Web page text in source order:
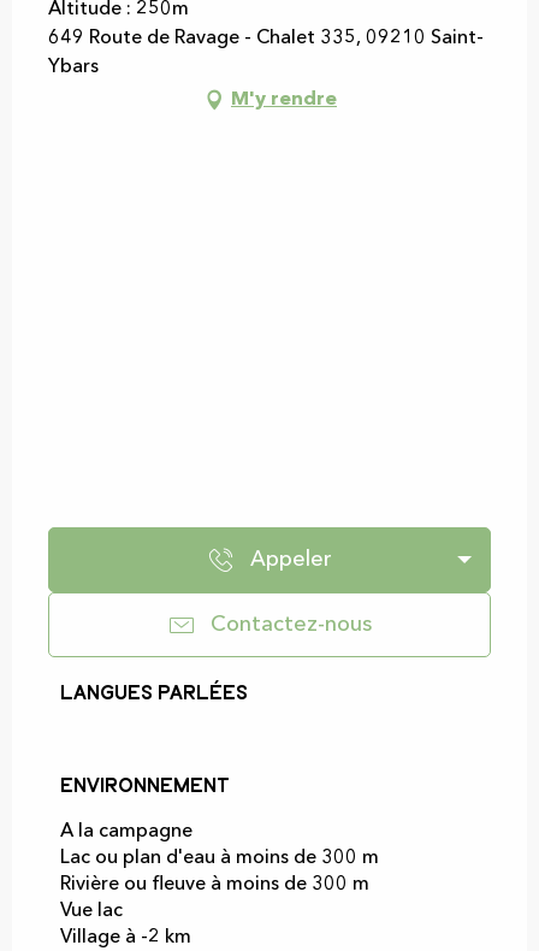
Altitude : 250m
649 Route de Ravage - Chalet 335, 09210 Saint-
Ybars
M'y rendre
Appeler
Contactez-nous
Langues parlées
Langues parlées
Environnement
Environnement
A la campagne
Lac ou plan d'eau à moins de 300 m
Rivière ou fleuve à moins de 300 m
Vue lac
Village à -2 km